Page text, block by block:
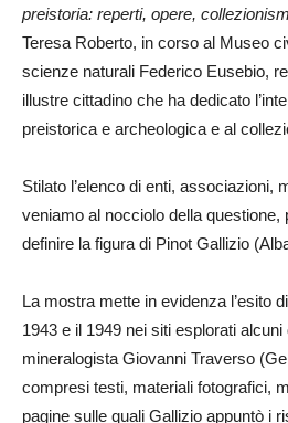
preistoria: reperti, opere,
Teresa Roberto, in corso al Museo
scienze naturali Federico Eusebio,
illustre cittadino che ha dedicato
preistorica e archeologica e al
Stilato l’elenco di enti, associazioni,
veniamo al nocciolo della questione,
definire la figura di Pinot Gallizio
La mostra mette in evidenza l’esito
1943 e il 1949 nei siti esplorati
mineralogista Giovanni Traverso
compresi testi, materiali fotografici,
pagine sulle quali Gallizio appuntò i